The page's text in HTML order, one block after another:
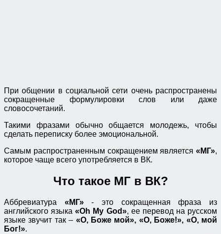
При общении в социальной сети очень распространены
сокращенные формулировки слов или даже
словосочетаний.
Такими фразами обычно общается молодежь, чтобы
сделать переписку более эмоциональной.
Самым распространенным сокращением является «МГ»,
которое чаще всего употребляется в ВК.
Что такое МГ в ВК?
Аббревиатура «МГ»- это сокращенная фраза из
английского языка«Oh My God», ее перевод на русском
языке звучит так – «О, Боже мой», «О, Боже!», «О, мой
Бог!».